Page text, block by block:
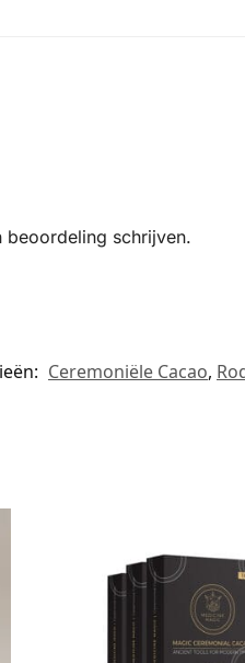
beoordeling schrijven.
Ceremoniële Cacao,